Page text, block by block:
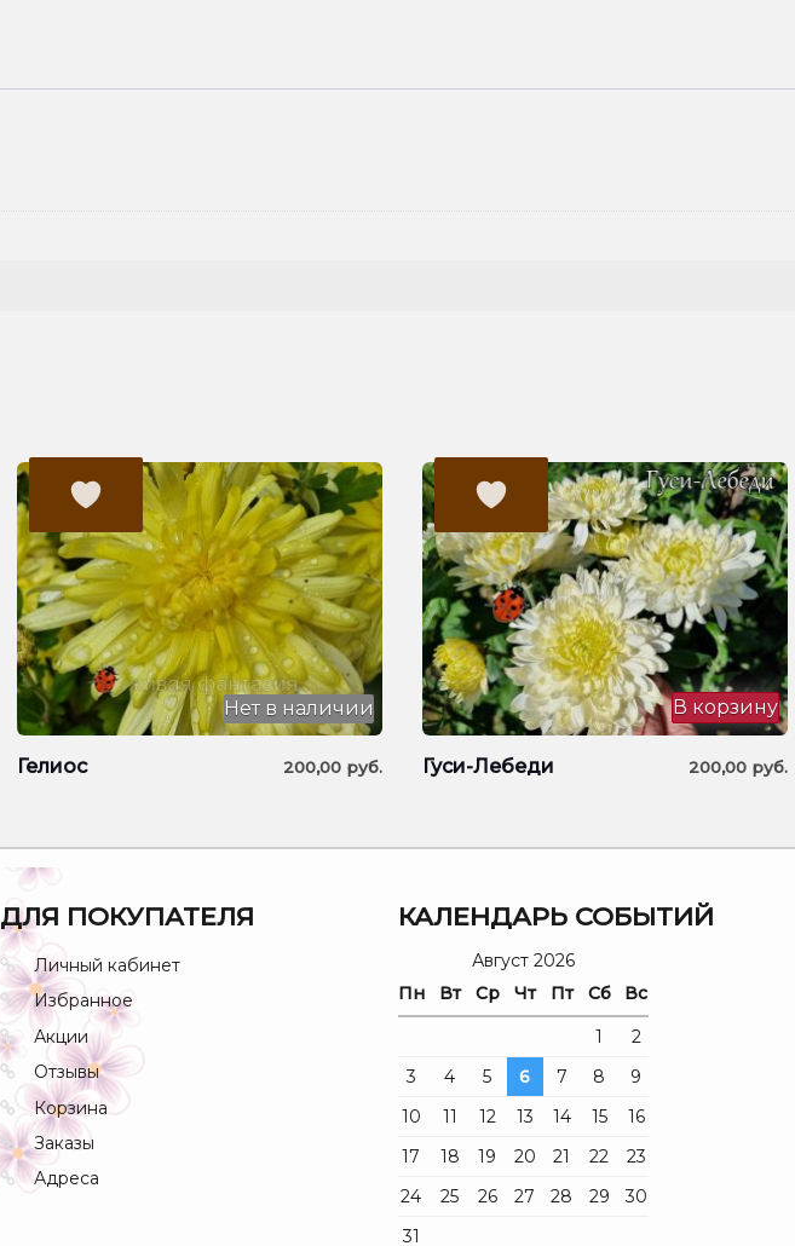
Гелиос 200,00 руб.
Нет в наличии
Гуси-Лебеди 200,00 руб.
В корзину
ДЛЯ ПОКУПАТЕЛЯ
Личный кабинет
Избранное
Акции
Отзывы
Корзина
Заказы
Адреса
КАЛЕНДАРЬ СОБЫТИЙ
Август 2026
Пн
Вт Ср Чт Пт Сб
Вс
1
2
3
4 5 6 7 8
9
10
11 12 13 14 15
16
17
18 19 20 21 22
23
24
25 26 27 28 29
30
31